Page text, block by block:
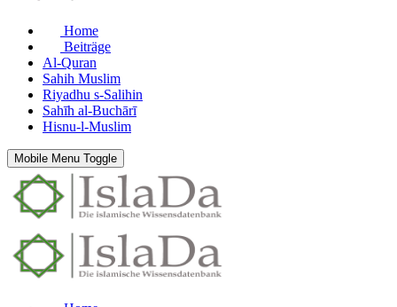
Home
Beiträge
Al-Quran
Sahih Muslim
Riyadhu s-Salihin
Sahīh al-Buchārī
Hisnu-l-Muslim
Mobile Menu Toggle